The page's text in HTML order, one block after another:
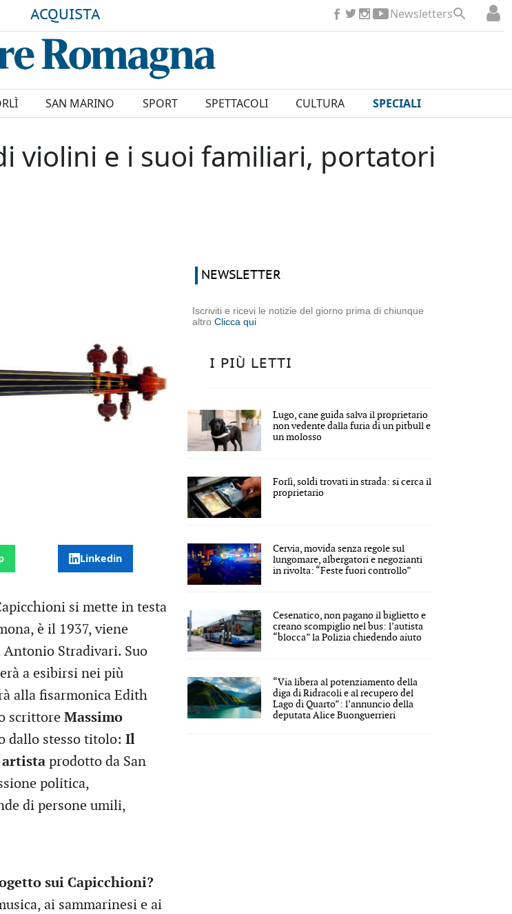
ACQUISTA Newsletters
SAN MARINO SPORT SPETTACOLI CULTURA SPECIALI
violini e i suoi familiari, portatori
Linkedin
si mette in testa
è il 1937, viene
Stradivari. Suo
a esibirsi nei più
alla fisarmonica Edith
scrittore Massimo
dallo stesso titolo: Il
artista prodotto da San
politica,
di persone umili,
sui Capicchioni?
ai sammarinesi e ai
NEWSLETTER
Iscriviti e ricevi le notizie del giorno prima di chiunque
altroClicca qui
I PIÙ LETTI
Lugo, cane guida salva il proprietario
non vedente dalla furia di un pitbull e
un molosso
Forlì, soldi trovati in strada: si cerca il
proprietario
Cervia, movida senza regole sul
lungomare, albergatori e negozianti
in rivolta: “Feste fuori controllo”
Cesenatico, non pagano il biglietto e
creano scompiglio nel bus: l’autista
“blocca” la Polizia chiedendo aiuto
“Via libera al potenziamento della
diga di Ridracoli e al recupero del
Lago di Quarto”: l’annuncio della
deputata Alice Buonguerrieri